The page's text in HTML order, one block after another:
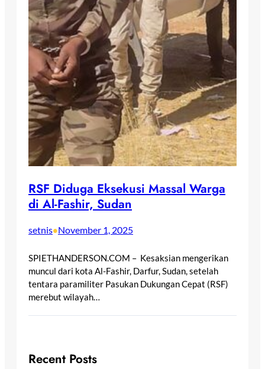
RSF Diduga Eksekusi Massal Warga
di Al-Fashir, Sudan
setnis•November 1, 2025
SPIETHANDERSON.COM – Kesaksian mengerikan
muncul dari kota Al-Fashir, Darfur, Sudan, setelah
tentara paramiliter Pasukan Dukungan Cepat (RSF)
merebut wilayah…
Recent Posts